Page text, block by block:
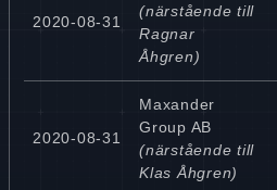
2020-08-31
(närstående till
Ragnar
Åhgren)
2020-08-31
Maxander
Group AB
(närstående till
Klas Åhgren)